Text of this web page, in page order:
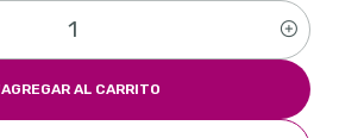
AGREGAR AL CARRITO